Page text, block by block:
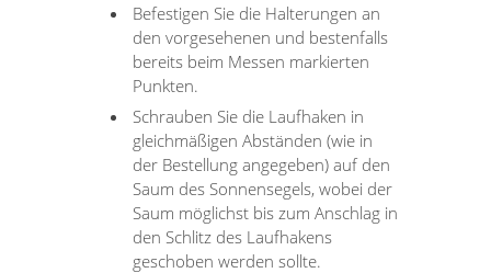
Befestigen Sie die Halterungen an
den vorgesehenen und bestenfalls
bereits beim Messen markierten
Punkten.
Schrauben Sie die Laufhaken in
gleichmäßigen Abständen (wie in
der Bestellung angegeben) auf den
Saum des Sonnensegels, wobei der
Saum möglichst bis zum Anschlag in
den Schlitz des Laufhakens
geschoben werden sollte.